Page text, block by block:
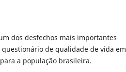
dos desfechos mais importantes
de qualidade de vida em
a população brasileira.